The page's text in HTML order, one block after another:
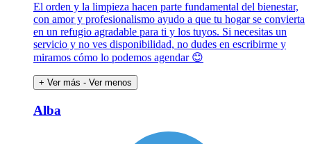
El orden y la limpieza hacen parte fundamental del bienestar,
con amor y profesionalismo ayudo a que tu hogar se convierta
en un refugio agradable para ti y los tuyos. Si necesitas un
servicio y no ves disponibilidad, no dudes en escribirme y
miramos cómo lo podemos agendar 😊
+ Ver más - Ver menos
Alba